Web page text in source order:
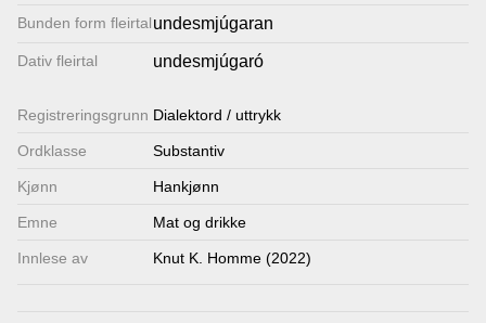
Bunden form fleirtalundesmjúgaran
Dativ fleirtal undesmjúgaró
Registrerings­grunn Dialektord / uttrykk
Ordklasse Substantiv
Kjønn Hankjønn
Emne Mat og drikke
Innlese av Knut K. Homme (2022)